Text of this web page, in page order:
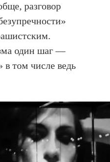
разговор
один шаг —
в том числе ведь